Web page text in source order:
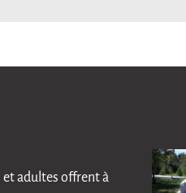
et adultes offrent à